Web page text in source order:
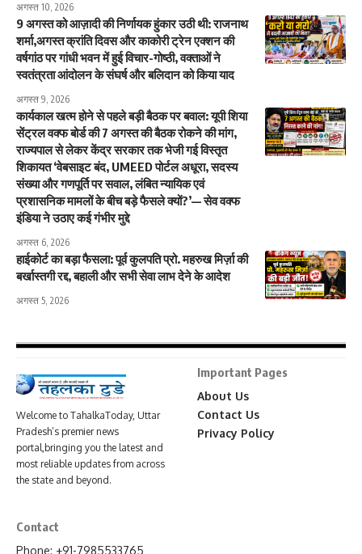
अगस्त 10, 2026
9 अगस्त को आज़ादी की निर्णायक हुंकार उठी थी: राजनाथ
शर्मा,अगस्त क्रांति दिवस और काकोरी ट्रेन एक्शन की
वर्षगांठ पर गांधी भवन में हुई विचार-गोष्ठी, वक्ताओं ने
स्वतंत्रता आंदोलन के संघर्ष और बलिदान को किया याद
अगस्त 9, 2026
कार्यकाल खत्म होने से पहले बड़ी बैठक पर बवाल: यूपी शिया
सेंट्रल वक्फ बोर्ड की 7 अगस्त की बैठक रोकने की मांग,
राज्यपाल से लेकर केंद्र सरकार तक भेजी गई विस्तृत
शिकायत ‘वेबसाइट बंद, UMEED पोर्टल अधूरा, सदस्य
संख्या और गणपूर्ति पर सवाल, लंबित न्यायिक एवं
प्रशासनिक मामलों के बीच बड़े फैसले क्यों?’— सेव वक्फ
इंडिया ने उठाए कई गंभीर मुद्दे
अगस्त 6, 2026
हाईकोर्ट का बड़ा फैसला: पूर्व कुलपति प्रो. महरुख मिर्ज़ा की
बर्खास्तगी रद्द, बहाली और सभी सेवा लाभ देने के आदेश
अगस्त 5, 2026
Welcome to TahalkaToday, Uttar
Pradesh’s premier news
portal,bringing you the latest and
most reliable updates from across
the state and beyond.
Important Pages
About Us
Contact Us
Privacy Policy
Contact
Phone: +91-7985533765